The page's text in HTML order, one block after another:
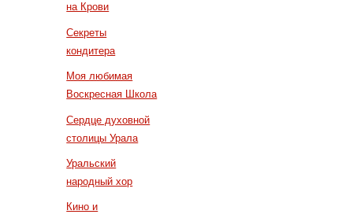
на Крови
Секреты
кондитера
Моя любимая
Воскресная Школа
Сердце духовной
столицы Урала
Уральский
народный хор
Кино и